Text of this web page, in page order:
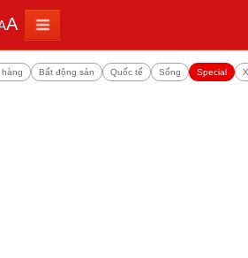
A
Bất động sản Quốc tế Sống Special